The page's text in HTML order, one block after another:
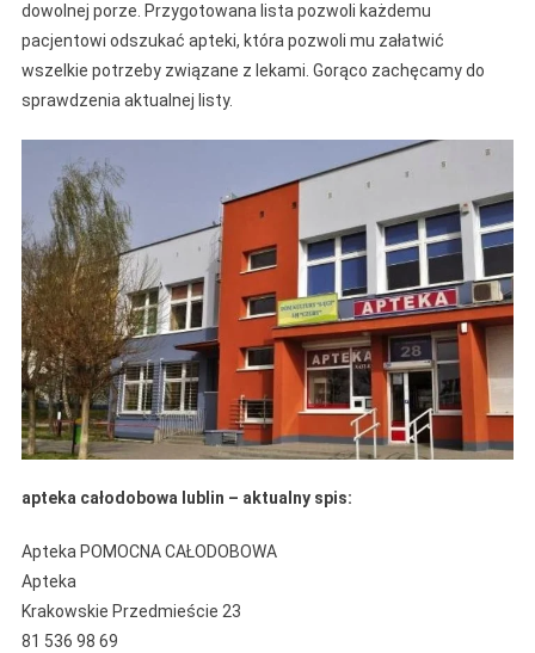
dowolnej porze. Przygotowana lista pozwoli każdemu
pacjentowi odszukać apteki, która pozwoli mu załatwić
wszelkie potrzeby związane z lekami. Gorąco zachęcamy do
sprawdzenia aktualnej listy.
apteka całodobowa lublin – aktualny spis:
Apteka POMOCNA CAŁODOBOWA
Apteka
Krakowskie Przedmieście 23
81 536 98 69